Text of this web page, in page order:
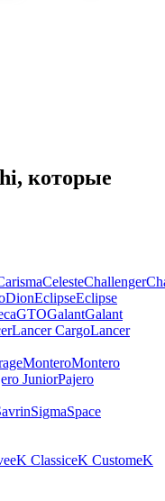
которые
CelesteChallenger
DionEclipseEclipse
GTOGalantGalant
Lancer CargoLancer
MonteroMontero
JuniorPajero
SigmaSpace
eK ClassiceK CustomeK